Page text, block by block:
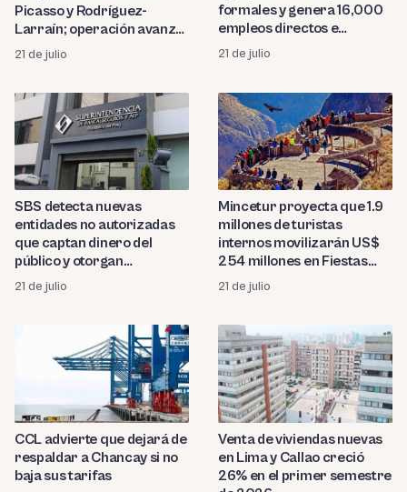
Picasso y Rodríguez-
Larraín; operación avanza
hacia Indecopi
21 de julio
formales y genera 16,000
empleos directos e
indirectos
21 de julio
SBS detecta nuevas
entidades no autorizadas
que captan dinero del
público y otorgan
préstamos ilegales
21 de julio
Mincetur proyecta que 1.9
millones de turistas
internos movilizarán US$
254 millones en Fiestas
Patrias 2026
21 de julio
CCL advierte que dejará de
respaldar a Chancay si no
baja sus tarifas
Venta de viviendas nuevas
en Lima y Callao creció
26% en el primer semestre